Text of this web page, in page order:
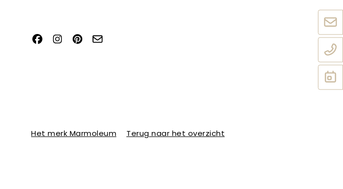
Het merk Marmoleum Terug naar het overzicht